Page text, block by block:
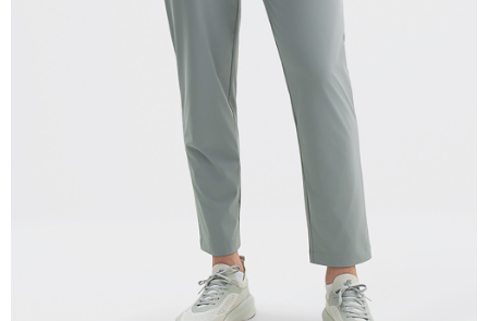
每筆NT$130，滿NT$1,000(含以上)免運費